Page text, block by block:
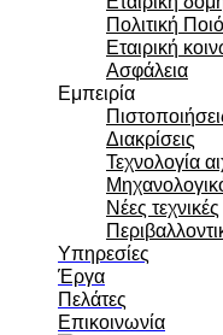
Πολιτική
Εταιρική
Ασφάλεια
Εμπειρία
Διακρίσεις
Τεχνολογία
Νέες τεχνικές
Υπηρεσίες
Έργα
Πελάτες
Επικοινωνία